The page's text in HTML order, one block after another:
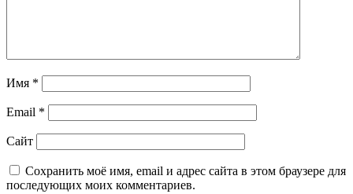
Имя *
Email *
Сайт
Сохранить моё имя, email и адрес сайта в этом браузере для
последующих моих комментариев.